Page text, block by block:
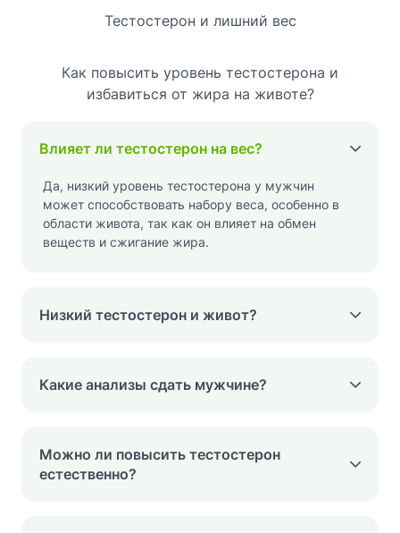
Тестостерон и лишний вес
Как повысить уровень тестостерона и
избавиться от жира на животе?
Влияет ли тестостерон на вес?
Да, низкий уровень тестостерона у мужчин
может способствовать набору веса, особенно в
области живота, так как он влияет на обмен
веществ и сжигание жира.
Низкий тестостерон и живот?
Какие анализы сдать мужчине?
Можно ли повысить тестостерон
естественно?